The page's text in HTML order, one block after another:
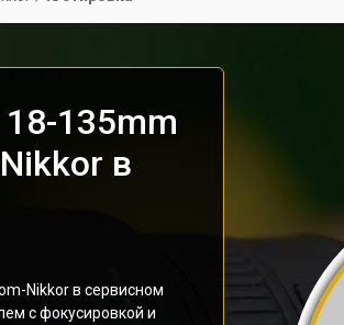
135mm
в
Nikkor в сервисном
с фокусировкой и